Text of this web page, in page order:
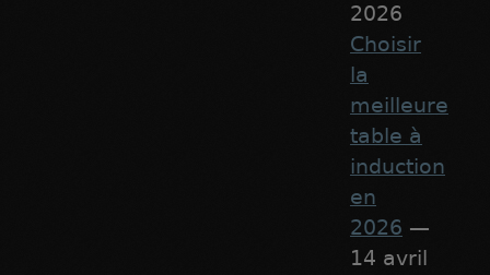
2026
Choisir
la
meilleure
table à
induction
en
2026 —
14 avril